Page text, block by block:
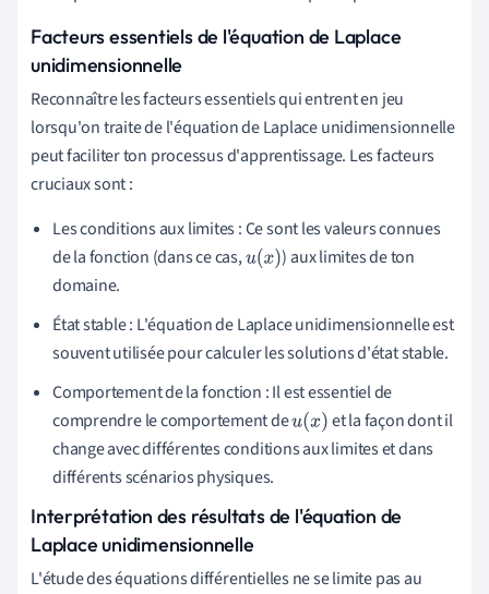
Facteurs essentiels de l'équation de Laplace
unidimensionnelle
Reconnaître les facteurs essentiels qui entrent en jeu
lorsqu'on traite de l'équation de Laplace unidimensionnelle
peut faciliter ton processus d'apprentissage. Les facteurs
cruciaux sont :
Les conditions aux limites : Ce sont les valeurs connues
de la fonction (dans ce cas,u(x) ) aux limites de ton
domaine.
État stable : L'équation de Laplace unidimensionnelle est
souvent utilisée pour calculer les solutions d'état stable.
Comportement de la fonction : Il est essentiel de
comprendre le comportement deu(x) et la façon dont il
change avec différentes conditions aux limites et dans
différents scénarios physiques.
Interprétation des résultats de l'équation de
Laplace unidimensionnelle
L'étude des équations différentielles ne se limite pas au